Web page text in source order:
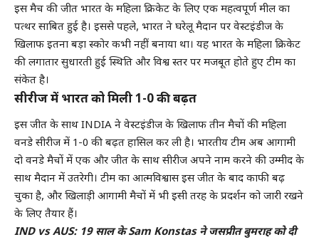
इस मैच की जीत भारत के महिला क्रिकेट के लिए एक महत्वपूर्ण मील का
पत्थर साबित हुई है। इससे पहले, भारत ने घरेलू मैदान पर वेस्टइंडीज के
खिलाफ इतना बड़ा स्कोर कभी नहीं बनाया था। यह भारत के महिला क्रिकेट
की लगातार सुधारती हुई स्थिति और विश्व स्तर पर मजबूत होते हुए टीम का
संकेत है।
सीरीज में भारत को मिली 1-0 की बढ़त
इस जीत के साथ INDIA ने वेस्टइंडीज के खिलाफ तीन मैचों की महिला
वनडे सीरीज में 1-0 की बढ़त हासिल कर ली है। भारतीय टीम अब आगामी
दो वनडे मैचों में एक और जीत के साथ सीरीज अपने नाम करने की उम्मीद के
साथ मैदान में उतरेगी। टीम का आत्मविश्वास इस जीत के बाद काफी बढ़
चुका है, और खिलाड़ी आगामी मैचों में भी इसी तरह के प्रदर्शन को जारी रखने
के लिए तैयार हैं।
IND vs AUS: 19 साल के Sam Konstas ने जसप्रीत बुमराह को दी